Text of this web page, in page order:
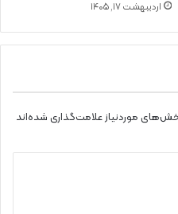
اردیبهشت ۱۷, ۱۴۰۵
موردنیاز علامت‌گذاری شده‌اند